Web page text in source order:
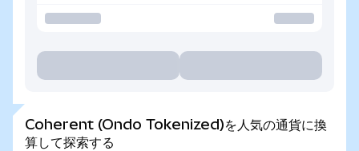
Coherent (Ondo Tokenized)を人気の通貨に換
算して探索する